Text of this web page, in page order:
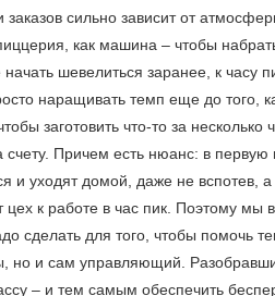
заказов сильно зависит от
как машина – чтобы
шевелиться заранее, к часу
наращивать темп еще до того,
заготовить что-то за
счету. Причем есть нюанс: в
и уходят домой, даже не вспотев,
цех к работе в час пик. Поэтому
сделать для того, чтобы помочь
но и сам управляющий.
– и тем самым обеспечить